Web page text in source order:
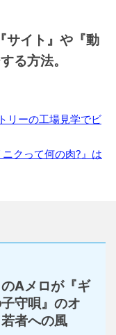
イト』や『動
る方法。
リーの工場見学でビ
クって何の肉?』は
のAメロが『ギ
守唄』のオ
者への風